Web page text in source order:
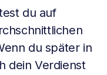
du auf
du später in
dein Verdienst